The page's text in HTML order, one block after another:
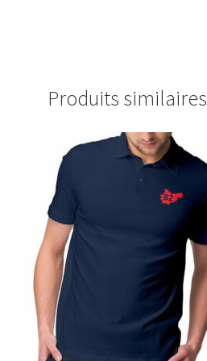
Produits similaires